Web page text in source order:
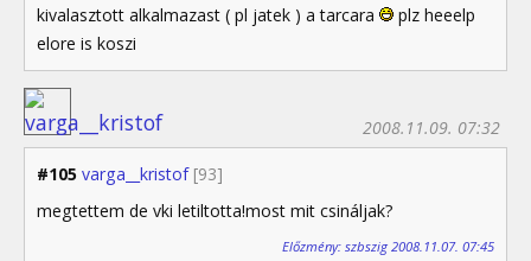
kivalasztott alkalmazast ( pl jatek ) a tarcara
plz heeelp
elore is koszi
#105 varga__kristof [93]
2008.11.09. 07:32
megtettem de vki letiltotta!most mit csináljak?
Előzmény: szbszig 2008.11.07. 07:45